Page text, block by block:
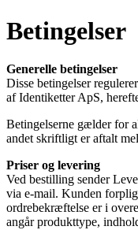
Betingelser
Generelle betingelser
Disse betingelser
af Identiketter ApS,
Betingelserne gælder for
andet skriftligt er aftalt
Priser og levering
Ved bestilling sender
via e-mail. Kunden
ordrebekræftelse er i
angår produkttype,